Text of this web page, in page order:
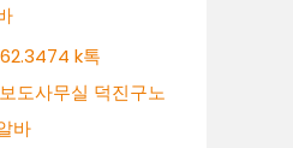
k톡
도사무실 덕진구노
바